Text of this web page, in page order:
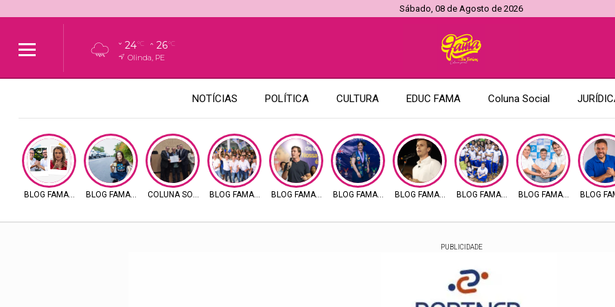
Sábado, 08 de Agosto de 2026
24°C 26°C
Olinda, PE
NOTÍCIAS POLÍTICA CULTURA EDUC FAMA Coluna Social
BLOG FAMAMAX BLOG FAMAMAXCOLUNA SOCIAL FAMABLOG FAMAMAX BLOG FAMAMAX BLOG FAMAMAX BLOG FAMAMAX BLOG FAMAMAX BLOG FAMAMAX BLOG
PUBLICIDADE